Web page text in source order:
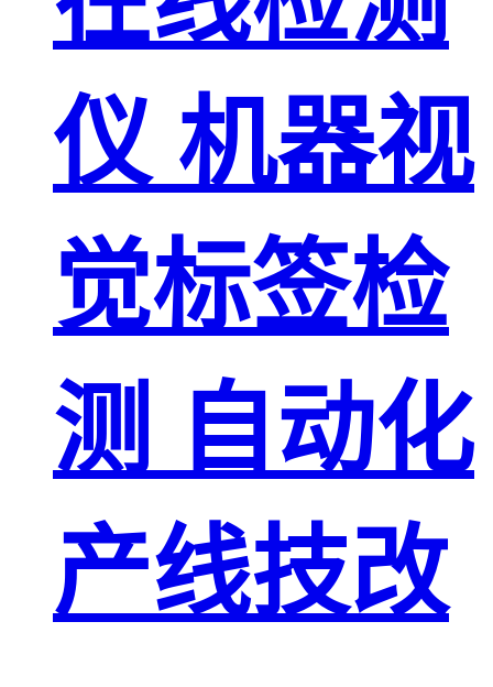
仪 机器视
觉标签检
测 自动化
产线技改